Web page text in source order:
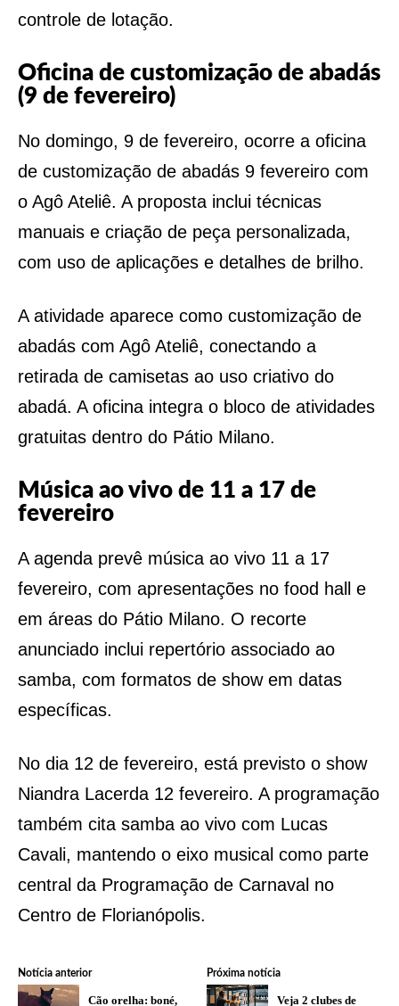
controle de lotação.
Oficina de customização de abadás
(9 de fevereiro)
No domingo, 9 de fevereiro, ocorre a oficina
de customização de abadás 9 fevereiro com
o Agô Ateliê. A proposta inclui técnicas
manuais e criação de peça personalizada,
com uso de aplicações e detalhes de brilho.
A atividade aparece como customização de
abadás com Agô Ateliê, conectando a
retirada de camisetas ao uso criativo do
abadá. A oficina integra o bloco de atividades
gratuitas dentro do Pátio Milano.
Música ao vivo de 11 a 17 de
fevereiro
A agenda prevê música ao vivo 11 a 17
fevereiro, com apresentações no food hall e
em áreas do Pátio Milano. O recorte
anunciado inclui repertório associado ao
samba, com formatos de show em datas
específicas.
No dia 12 de fevereiro, está previsto o show
Niandra Lacerda 12 fevereiro. A programação
também cita samba ao vivo com Lucas
Cavali, mantendo o eixo musical como parte
central da Programação de Carnaval no
Centro de Florianópolis.
Notícia anterior
Cão orelha: boné,
Próxima notícia
Veja 2 clubes de